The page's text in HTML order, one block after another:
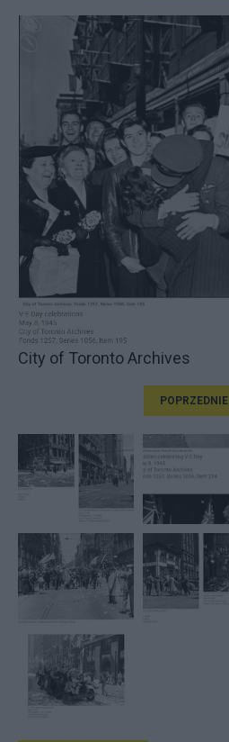
City of Toronto Archives
POPRZEDNIE